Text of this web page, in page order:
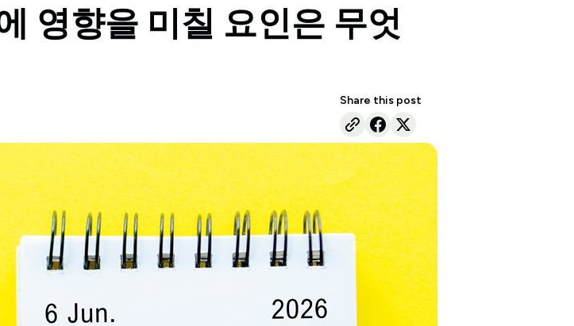
영향을 미칠 요인은 무엇
Share this post